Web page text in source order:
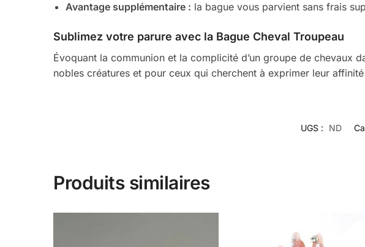
Avantage supplémentaire : la bague vous parvient sans frais
Sublimez votre parure avec la Bague Cheval Troupeau
Évoquant la communion et la complicité d’un groupe de chevaux
nobles créatures et pour ceux qui cherchent à exprimer leur
UGS : ND
Produits similaires